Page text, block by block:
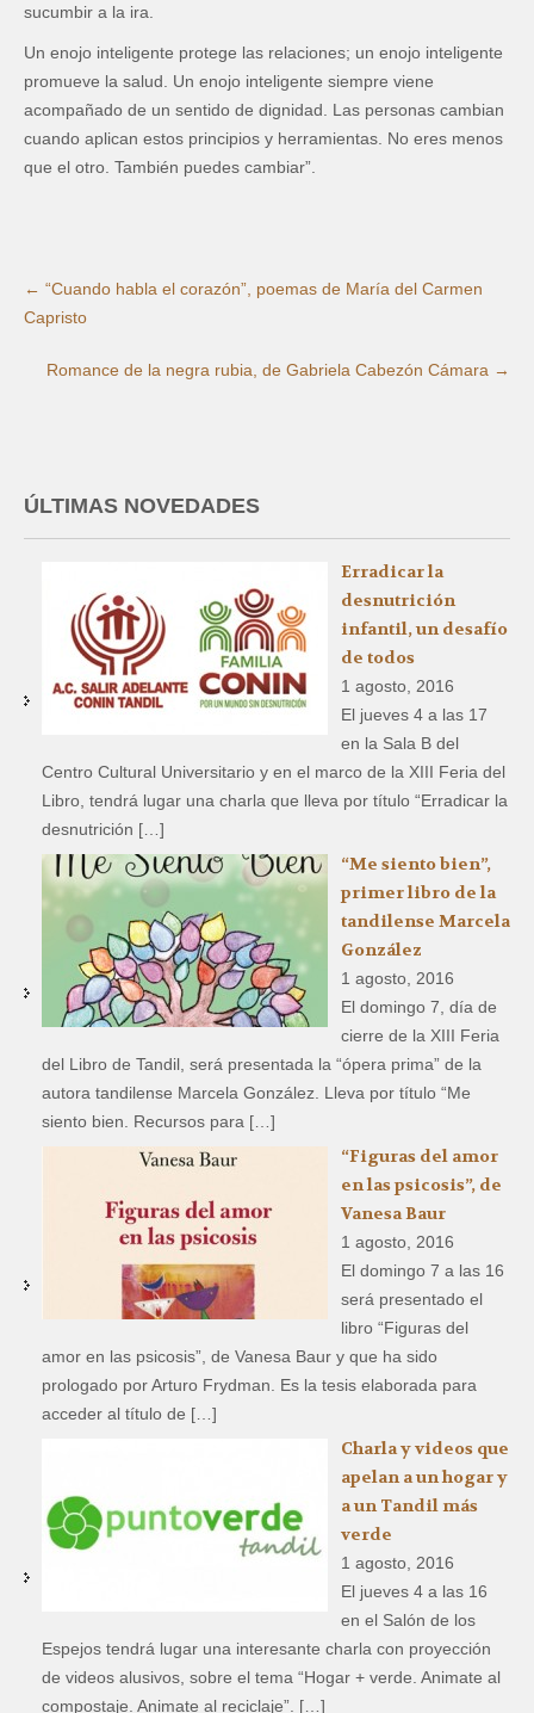
sucumbir a la ira.
Un enojo inteligente protege las relaciones; un enojo inteligente
promueve la salud. Un enojo inteligente siempre viene
acompañado de un sentido de dignidad. Las personas cambian
cuando aplican estos principios y herramientas. No eres menos
que el otro. También puedes cambiar”.
← “Cuando habla el corazón”, poemas de María del Carmen
Capristo
Romance de la negra rubia, de Gabriela Cabezón Cámara →
ÚLTIMAS NOVEDADES
Erradicar la
desnutrición
infantil, un desafío
de todos
1 agosto, 2016
El jueves 4 a las 17
en la Sala B del
Centro Cultural Universitario y en el marco de la XIII Feria del
Libro, tendrá lugar una charla que lleva por título “Erradicar la
desnutrición […]
“Me siento bien”,
primer libro de la
tandilense Marcela
González
1 agosto, 2016
El domingo 7, día de
cierre de la XIII Feria
del Libro de Tandil, será presentada la “ópera prima” de la
autora tandilense Marcela González. Lleva por título “Me
siento bien. Recursos para […]
“Figuras del amor
en las psicosis”, de
Vanesa Baur
1 agosto, 2016
El domingo 7 a las 16
será presentado el
libro “Figuras del
amor en las psicosis”, de Vanesa Baur y que ha sido
prologado por Arturo Frydman. Es la tesis elaborada para
acceder al título de […]
Charla y videos que
apelan a un hogar y
a un Tandil más
verde
1 agosto, 2016
El jueves 4 a las 16
en el Salón de los
Espejos tendrá lugar una interesante charla con proyección
de videos alusivos, sobre el tema “Hogar + verde. Animate al
compostaje. Animate al reciclaje”. […]